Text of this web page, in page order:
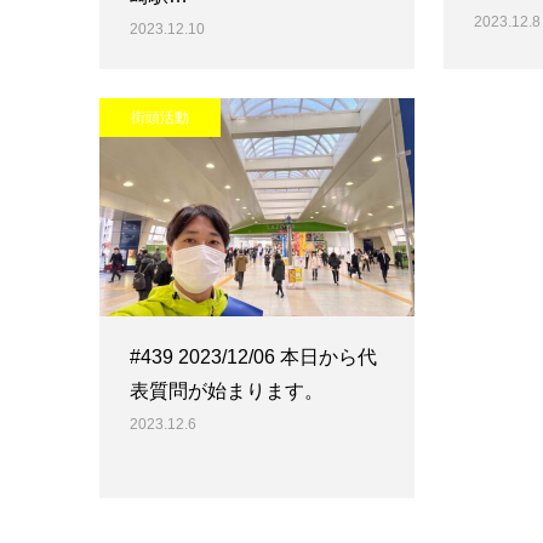
2023.12.10 2023.12.8
街頭活動
#439 2023/12/06 本日から代
表質問が始まります。
2023.12.6